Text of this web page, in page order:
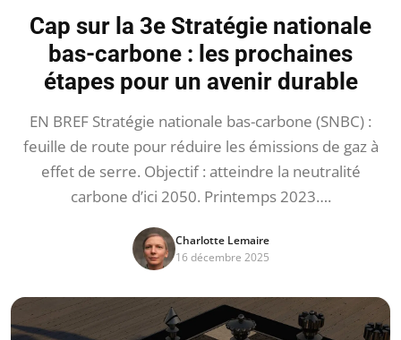
Cap sur la 3e Stratégie nationale
bas-carbone : les prochaines
étapes pour un avenir durable
EN BREF Stratégie nationale bas-carbone (SNBC) :
feuille de route pour réduire les émissions de gaz à
effet de serre. Objectif : atteindre la neutralité
carbone d’ici 2050. Printemps 2023….
Charlotte Lemaire
16 décembre 2025